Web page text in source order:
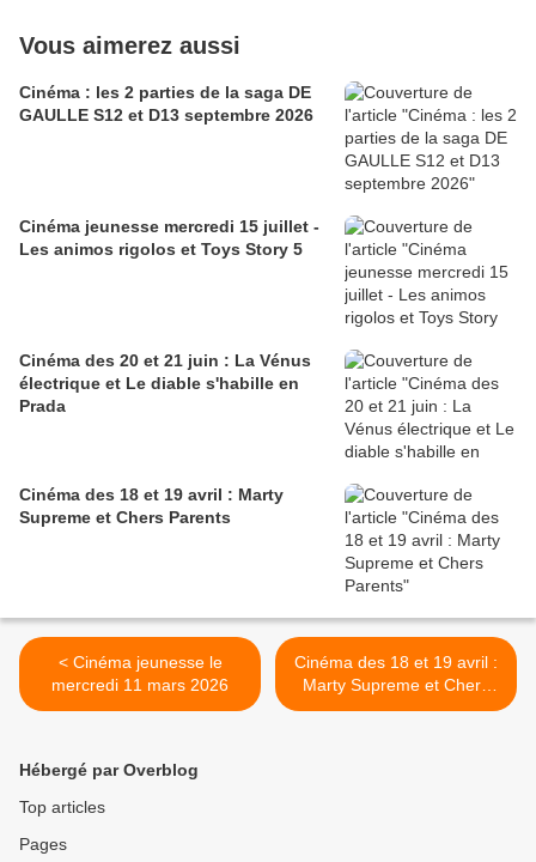
Vous aimerez aussi
Cinéma : les 2 parties de la saga DE
GAULLE S12 et D13 septembre 2026
Cinéma jeunesse mercredi 15 juillet -
Les animos rigolos et Toys Story 5
Cinéma des 20 et 21 juin : La Vénus
électrique et Le diable s'habille en
Prada
Cinéma des 18 et 19 avril : Marty
Supreme et Chers Parents
< Cinéma jeunesse le
mercredi 11 mars 2026
Cinéma des 18 et 19 avril :
Marty Supreme et Chers
Parents >
Hébergé par Overblog
Top articles
Pages